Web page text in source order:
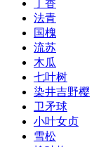
丁香
法青
国槐
流苏
木瓜
七叶树
染井吉野樱
卫矛球
小叶女贞
雪松